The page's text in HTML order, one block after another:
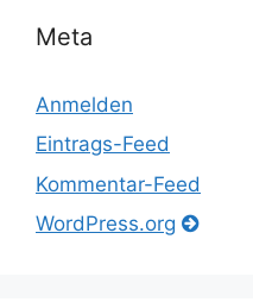
Meta
Anmelden
Eintrags-Feed
Kommentar-Feed
WordPress.org